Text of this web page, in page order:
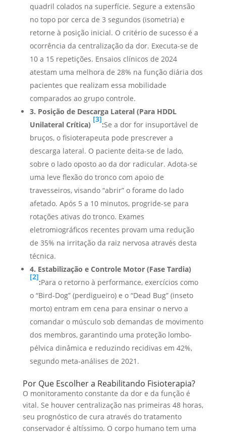
quadril colados na superfície. Segure a extensão
no topo por cerca de 3 segundos (isometria) e
retorne à posição inicial. O critério de sucesso é a
ocorrência da centralização da dor. Executa-se de
10 a 15 repetições. Ensaios clínicos de 2024
atestam uma melhora de 28% na função diária dos
pacientes que realizam essa mobilidade
comparados ao grupo controle.
3. Posição de Descarga Lateral (Para HDDL
Unilateral Crítica)
[3]
:Se a dor for insuportável de
bruços, o fisioterapeuta pode prescrever a
descarga lateral. O paciente deita-se de lado,
sobre o lado oposto ao da dor radicular. Adota-se
uma leve flexão do tronco com apoio de
travesseiros, visando “abrir” o forame do lado
afetado. Após 5 a 10 minutos, progride-se para
rotações ativas do tronco. Exames
eletromiográficos recentes provam uma redução
de 35% na irritação da raiz nervosa através desta
técnica.
4. Estabilização e Controle Motor (Fase Tardia)
[2]
:Para o retorno à performance, exercícios como
o “Bird-Dog” (perdigueiro) e o “Dead Bug” (inseto
morto) entram em cena para ensinar o nervo a
comandar o músculo sob demandas de movimento
dos membros, garantindo uma proteção lombo-
pélvica dinâmica e reduzindo recidivas em 42%,
segundo meta-análises de 2021.
Por Que Escolher a Reabilitando Fisioterapia?
O monitoramento constante da dor e da função é
vital. Se houver centralização nas primeiras 48 horas,
seu prognóstico de cura através do tratamento
conservador é altíssimo. O corpo humano tem uma